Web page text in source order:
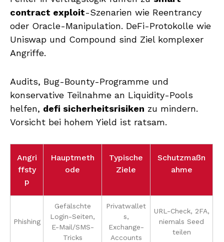
contract exploit-Szenarien wie Reentrancy
oder Oracle-Manipulation. DeFi-Protokolle wie
Uniswap und Compound sind Ziel komplexer
Angriffe.
Audits, Bug-Bounty-Programme und
konservative Teilnahme an Liquidity-Pools
helfen, defi sicherheitsrisiken zu mindern.
Vorsicht bei hohem Yield ist ratsam.
Angri
ffsty
p
Hauptmeth
ode
Typische
Ziele
Schutzmaßn
ahme
Phishing
Gefälschte
Login-Seiten,
E-Mail/SMS-
Tricks
Privatwallet
s,
Exchange-
Accounts
URL-Check, 2FA,
niemals Seed
teilen